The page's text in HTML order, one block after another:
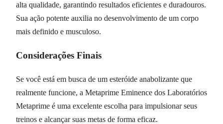
alta qualidade, garantindo resultados eficientes e duradouros.
Sua ação potente auxilia no desenvolvimento de um corpo
mais definido e musculoso.
Considerações Finais
Se você está em busca de um esteróide anabolizante que
realmente funcione, a Metaprime Eminence dos Laboratórios
Metaprime é uma excelente escolha para impulsionar seus
treinos e alcançar suas metas de forma eficaz.